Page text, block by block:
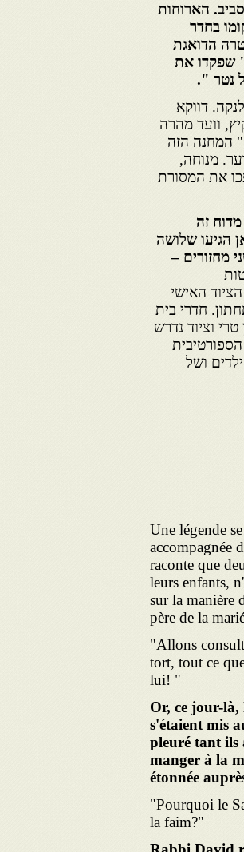
הארוחות
בחדר
הדואגת
העממיות " שפקדו את
נטר ".
דווקא
וועד מהרה
המחנה הזה
שמספרם הגיע עד לכ – 400 בני נוער. מנוחה,
את המסורת
מלא על אודות מחנה הקיץ במזאגאן ובצפרו בקיץ 1946. מדוח זה
הגיעו שלושה
135. לצפרו הגיעו שני מחזורים –
האישי
חדרי בית
וציוד נדרש
ושל
Une légende
accompagnée
raconte que
leurs enfants,
sur la manière
père de la
"Allons
tort, tout ce
lui! "
Or, ce jour-là,
s'étaient mis
pleuré tant
manger à la
étonnée
"Pourquoi le
la faim?"